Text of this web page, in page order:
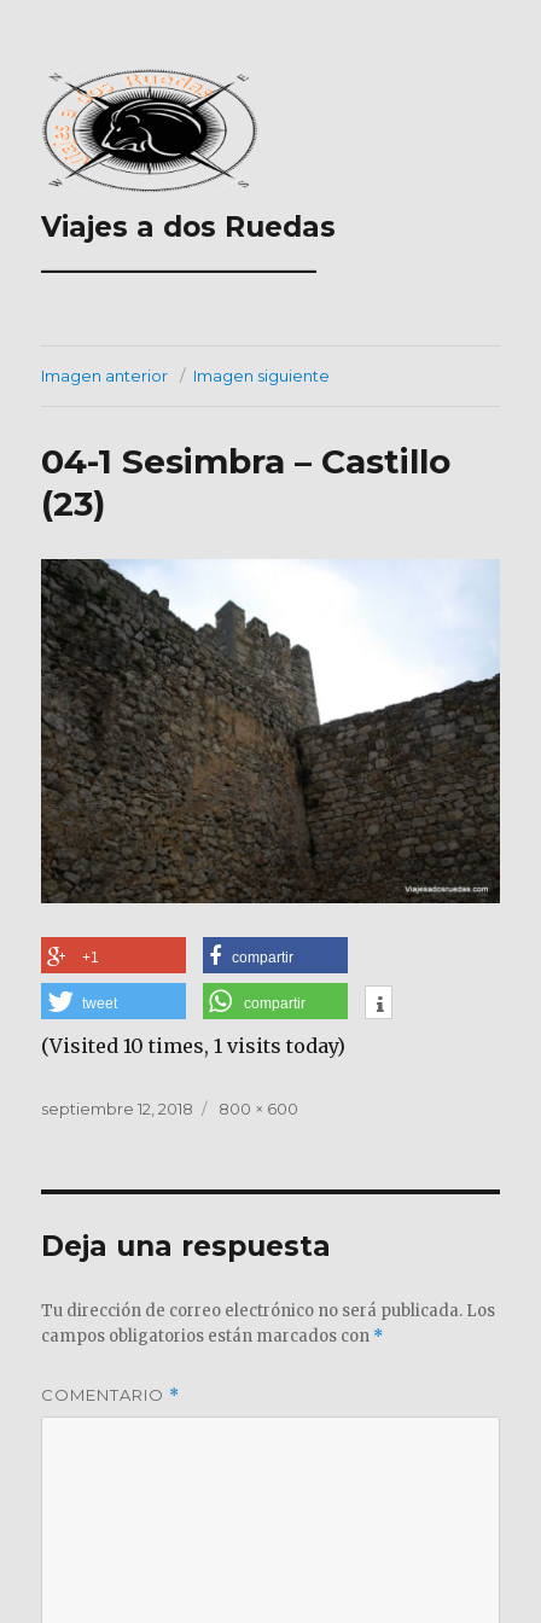
Viajes a dos Ruedas
___________________
Imagen anterior Imagen siguiente
04-1 Sesimbra – Castillo
(23)
+1 compartir
tweet compartir
(Visited 10 times, 1 visits today)
Publicado
septiembre 12, 2018
Tamaño
800 × 600
Deja una respuesta
Tu dirección de correo electrónico no será publicada. Los
campos obligatorios están marcados con *
COMENTARIO *